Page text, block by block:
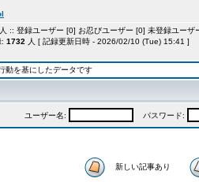
人 :: 登録ユーザー [0] お忍びユーザー [0] 未登録ユー
1732 人 [ 記録更新日時 - 2026/02/10 (Tue) 15:41 ]
動を基にしたデータです
ユーザー名: パスワード:
新しい記事あり